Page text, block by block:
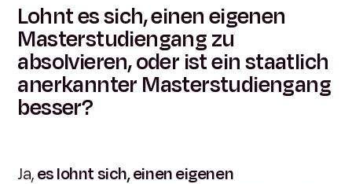
Lohnt es sich, einen eigenen
Masterstudiengang zu
absolvieren, oder ist ein staatlich
anerkannter Masterstudiengang
besser?
Ja,es lohnt sich, einen eigenen